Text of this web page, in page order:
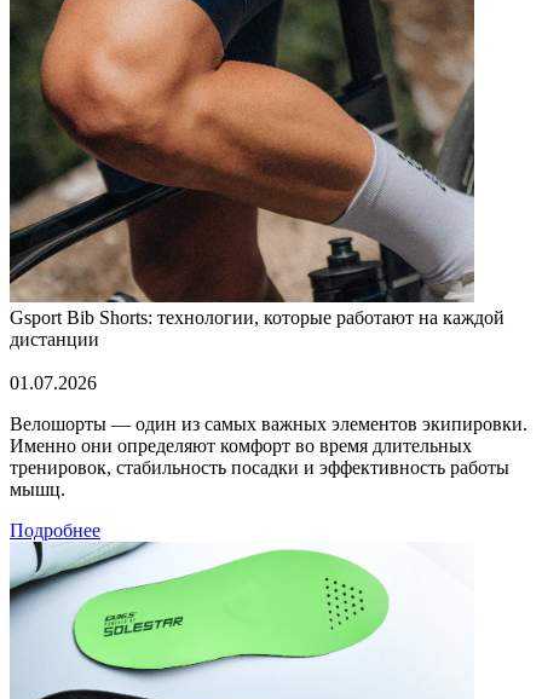
Gsport Bib Shorts: технологии, которые работают на каждой
дистанции
01.07.2026
Велошорты — один из самых важных элементов экипировки.
Именно они определяют комфорт во время длительных
тренировок, стабильность посадки и эффективность работы
мышц.
Подробнее